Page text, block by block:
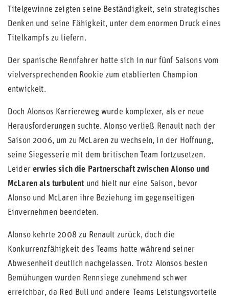
Titelgewinne zeigten seine Beständigkeit, sein strategisches
Denken und seine Fähigkeit, unter dem enormen Druck eines
Titelkampfs zu liefern.
Der spanische Rennfahrer hatte sich in nur fünf Saisons vom
vielversprechenden Rookie zum etablierten Champion
entwickelt.
Doch Alonsos Karriereweg wurde komplexer, als er neue
Herausforderungen suchte. Alonso verließ Renault nach der
Saison 2006, um zu McLaren zu wechseln, in der Hoffnung,
seine Siegesserie mit dem britischen Team fortzusetzen.
Leidererwies sich die Partnerschaft zwischen Alonso und
McLaren als turbulent und hielt nur eine Saison, bevor
Alonso und McLaren ihre Beziehung im gegenseitigen
Einvernehmen beendeten.
Alonso kehrte 2008 zu Renault zurück, doch die
Konkurrenzfähigkeit des Teams hatte während seiner
Abwesenheit deutlich nachgelassen. Trotz Alonsos besten
Bemühungen wurden Rennsiege zunehmend schwer
erreichbar, da Red Bull und andere Teams Leistungsvorteile